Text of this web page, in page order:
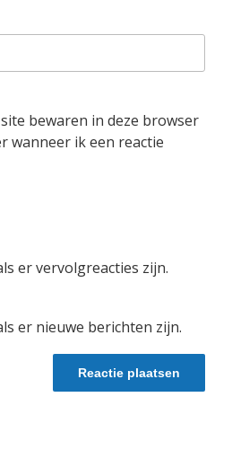
bewaren in deze browser
wanneer ik een reactie
er vervolgreacties zijn.
er nieuwe berichten zijn.